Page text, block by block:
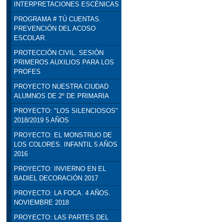
INTERPRETACIONES ESCÉNICAS
PROGRAMA # TÚ CUENTAS.
PREVENCIÓN DEL ACOSO
ESCOLAR.
PROTECCIÓN CIVIL. SESIÓN
PRIMEROS AUXILIOS PARA LOS
PROFES
PROYECTO NUESTRA CIUDAD
ALUMNOS DE 2º DE PRIMARIA
PROYECTO: "LOS SILENCIOSOS"
2018/2019 5 AÑOS
PROYECTO: EL MONSTRUO DE
LOS COLORES. INFANTIL 5 AÑOS
2016
PROYECTO: INVIERNO EN EL
BADIEL DECORACIÓN 2017
PROYECTO: LA FOCA. 4 AÑOS.
NOVIEMBRE 2018
PROYECTO: LAS PARTES DEL